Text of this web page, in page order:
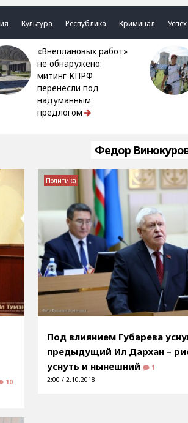
Культура Республика Криминал Успех
«Внеплановых работ»
не обнаружено:
митинг КПРФ
перенесли под
надуманным
предлогом
Федор
10
Под влиянием Губарева
предыдущий Ил Дархан –
уснуть и нынешний
1
2:00 / 2.10.2018
Политика